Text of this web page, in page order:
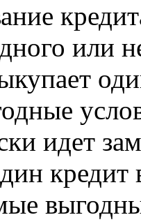
или
идет
кредит